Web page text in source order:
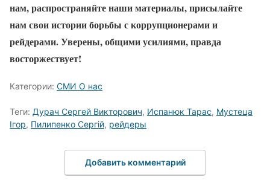
нам, распространяйте наши материалы, присылайте
нам свои истории борьбы с коррупционерами и
рейдерами. Уверены, общими усилиями, правда
восторжествует!
Категории: СМИ О нас
Теги: Дурач Сергей Викторович, Испанюк Тарас, Мустеца
Ігор, Пилипенко Сергій, рейдеры
Добавить комментарий